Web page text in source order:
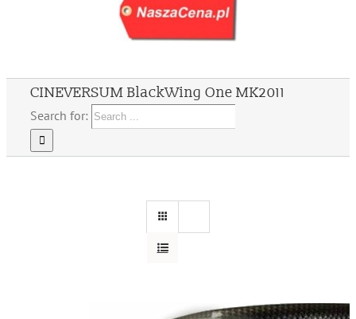
CINEVERSUM BlackWing One MK2011
Search for: